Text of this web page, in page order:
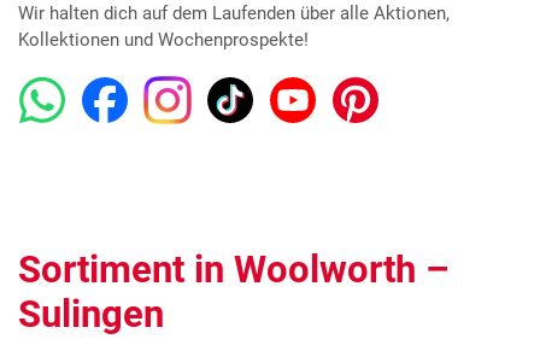
Wir halten dich auf dem Laufenden über alle Aktionen,
Kollektionen und Wochenprospekte!
Sortiment in Woolworth –
Sulingen